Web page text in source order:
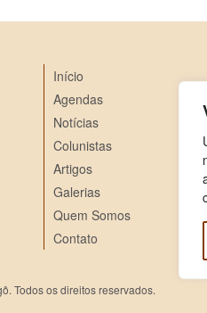
Início
Agendas
Notícias
Colunistas
Artigos
Galerias
Quem Somos
Contato
Todos os direitos reservados.